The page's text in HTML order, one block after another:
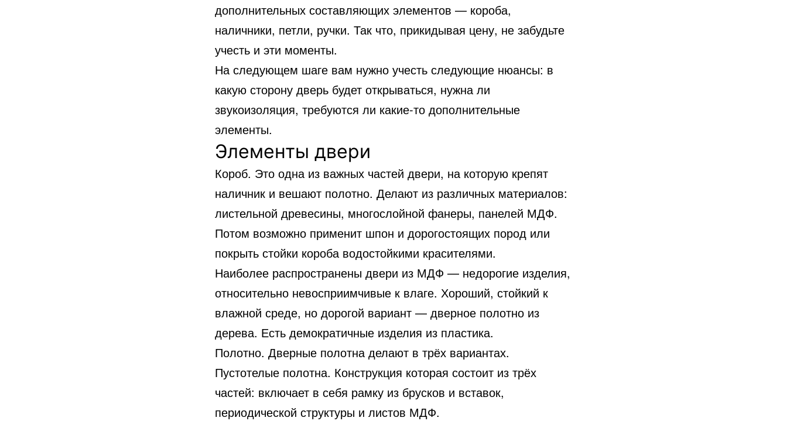
дополнительных составляющих элементов — короба,
наличники, петли, ручки. Так что, прикидывая цену, не забудьте
учесть и эти моменты.
На следующем шаге вам нужно учесть следующие нюансы: в
какую сторону дверь будет открываться, нужна ли
звукоизоляция, требуются ли какие-то дополнительные
элементы.
Элементы двери
Короб. Это одна из важных частей двери, на которую крепят
наличник и вешают полотно. Делают из различных материалов:
листельной древесины, многослойной фанеры, панелей МДФ.
Потом возможно применит шпон и дорогостоящих пород или
покрыть стойки короба водостойкими красителями.
Наиболее распространены двери из МДФ — недорогие изделия,
относительно невосприимчивые к влаге. Хороший, стойкий к
влажной среде, но дорогой вариант — дверное полотно из
дерева. Есть демократичные изделия из пластика.
Полотно. Дверные полотна делают в трёх вариантах.
Пустотелые полотна. Конструкция которая состоит из трёх
частей: включает в себя рамку из брусков и вставок,
периодической структуры и листов МДФ.